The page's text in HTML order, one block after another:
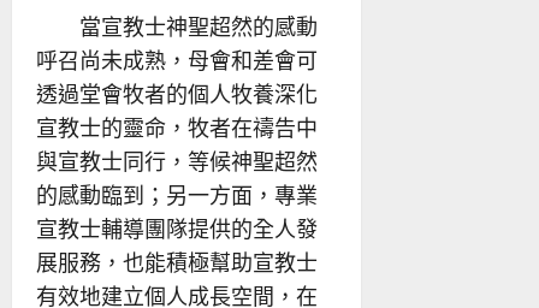
當宣教士神聖超然的感動
呼召尚未成熟，母會和差會可
透過堂會牧者的個人牧養深化
宣教士的靈命，牧者在禱告中
與宣教士同行，等候神聖超然
的感動臨到；另一方面，專業
宣教士輔導團隊提供的全人發
展服務，也能積極幫助宣教士
有效地建立個人成長空間，在